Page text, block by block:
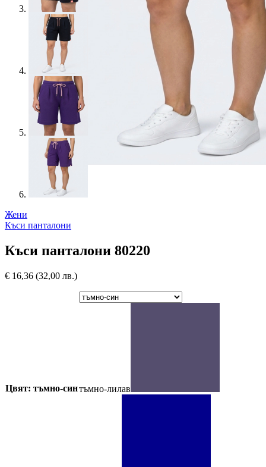
Жени
Къси панталони
Къси панталони 80220
€ 16,36 (32,00 лв.)
Цвят: тъмно-синтъмно-лилав